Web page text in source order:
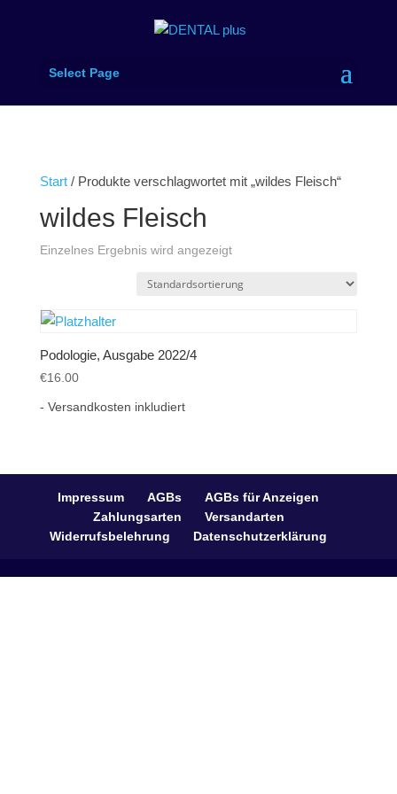
Select Page
Start/ Produkte verschlagwortet mit „wildes Fleisch“
wildes Fleisch
Einzelnes Ergebnis wird angezeigt
Podologie, Ausgabe 2022/4
€16.00
- Versandkosten inkludiert
Impressum AGBs
AGBs für Anzeigen
Zahlungsarten
Versandarten
Widerrufsbelehrung
Datenschutzerklärung